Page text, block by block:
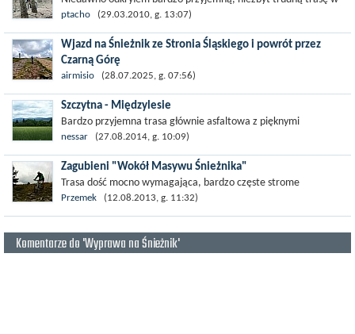
Masywie Śnieżnika. Z Mędzygórza jest kilka szlaków pieszych
prowadzących do sanktuarium...
ptacho (29.03.2010, g. 13:07)
Wjazd na Śnieżnik ze Stronia Śląskiego i powrót przez
Czarną Górę
Głównym celem trasy był położony w Sudetach Wschodnich i
wznoszący się na wysokość 1425 m n.p.m. Śnieżnik. Przy okazji
wpadliśmy na...
airmisio (28.07.2025, g. 07:56)
Szczytna - Międzylesie
Bardzo przyjemna trasa głównie asfaltowa z pięknymi
widokami, nie wymagająca jakiejś lepszej kondycji. Jedynie
poczatek ostro pod górę i odcinek z...
nessar (27.08.2014, g. 10:09)
Zagubieni "Wokół Masywu Śnieżnika"
Trasa dość mocno wymagająca, bardzo częste strome
przewyższenia liczące długie interwały. Częste prowadzenie
roweru z racji prawie niemożliwych...
Przemek (12.08.2013, g. 11:32)
Komentarze do 'Wyprawa na Śnieżnik'